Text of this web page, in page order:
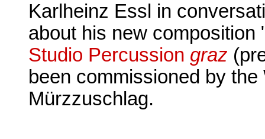
Karlheinz Essl in
about his new
Studio Percussion graz
been commissioned by
Mürzzuschlag.